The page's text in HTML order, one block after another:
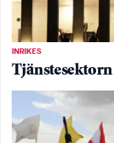
INRIKES